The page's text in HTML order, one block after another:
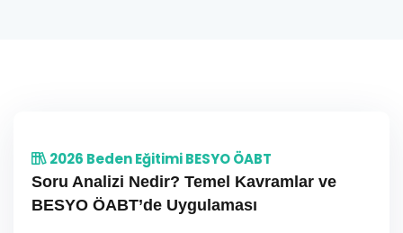
2026 Beden Eğitimi BESYO ÖABT
Soru Analizi Nedir? Temel Kavramlar ve
BESYO ÖABT’de Uygulaması